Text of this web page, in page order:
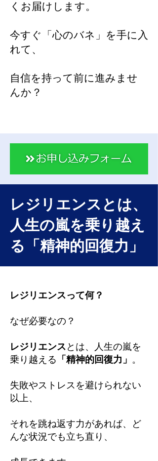
くお届けします。
今すぐ「心のバネ」を手に入
れて、
自信を持って前に進みませ
んか？
レジリエンスとは、
人生の嵐を乗り越え
る「精神的回復力」
レジリエンスって何？
なぜ必要なの？
レジリエンスとは、人生の嵐を
乗り越える 「精神的回復力」 。
失敗やストレスを避けられない
以上、
それを跳ね返す力があれば、ど
んな状況でも立ち直り、